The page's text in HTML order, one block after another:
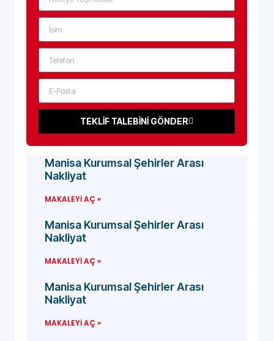
TEKLİF TALEBİNİ GÖNDER
Manisa Kurumsal Şehirler Arası
Nakliyat
MAKALEYI AÇ »
Manisa Kurumsal Şehirler Arası
Nakliyat
MAKALEYI AÇ »
Manisa Kurumsal Şehirler Arası
Nakliyat
MAKALEYI AÇ »